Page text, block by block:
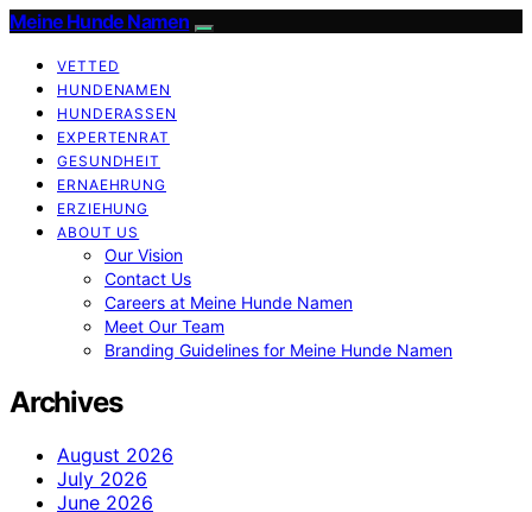
Meine Hunde Namen
VETTED
HUNDENAMEN
HUNDERASSEN
EXPERTENRAT
GESUNDHEIT
ERNAEHRUNG
ERZIEHUNG
ABOUT US
Our Vision
Contact Us
Careers at Meine Hunde Namen
Meet Our Team
Branding Guidelines for Meine Hunde Namen
Archives
August 2026
July 2026
June 2026